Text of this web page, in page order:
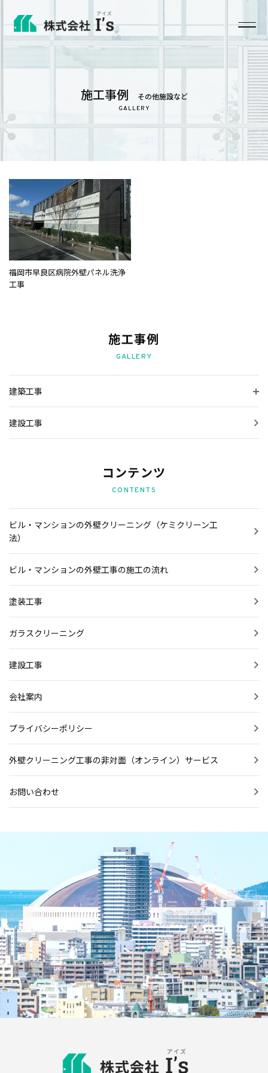
ホーム
ビル・マンションの外壁クリーニング（ケミクリーン工
ビル・マンションの外壁工事の施工の流れ
ガラスクリーニング
建設工事
会社案内
外壁クリーニング工事の非対面（オンライン）サービス
施工事例
お知らせ
施工事例 その他施設など
GALLERY
福岡市早良区病院外壁パネル洗浄
工事
施工事例
GALLERY
建築工事
建設工事
コンテンツ
CONTENTS
ビル・マンションの外壁クリーニング（ケミクリーン工
法）
ビル・マンションの外壁工事の施工の流れ
塗装工事
ガラスクリーニング
建設工事
会社案内
プライバシーポリシー
外壁クリーニング工事の非対面（オンライン）サービス
お問い合わせ